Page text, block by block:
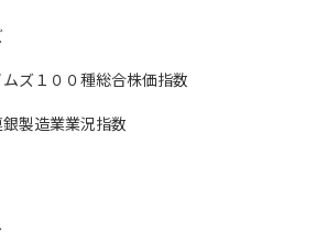
ズ１００種総合株価指数
製造業業況指数